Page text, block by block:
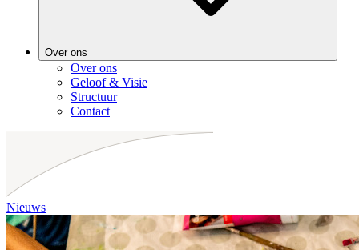
Over ons
Over ons
Geloof & Visie
Structuur
Contact
Nieuws